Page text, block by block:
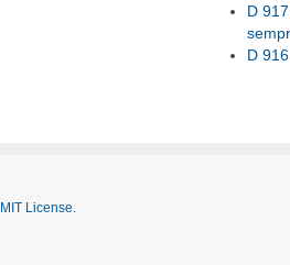
D
D
MIT License.